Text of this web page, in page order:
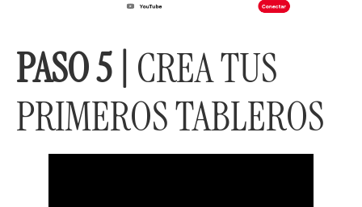
PASO 5 | CREA TUS
PRIMEROS TABLEROS